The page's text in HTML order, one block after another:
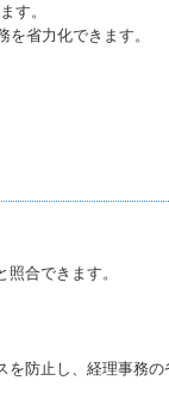
す。
省力化できます。
合できます。
防止し、経理事務の